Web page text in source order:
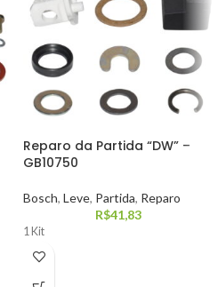
Reparo da Partida “DW” –
GB10750
Bosch, Leve, Partida, Reparo
R$41,83
1 Kit